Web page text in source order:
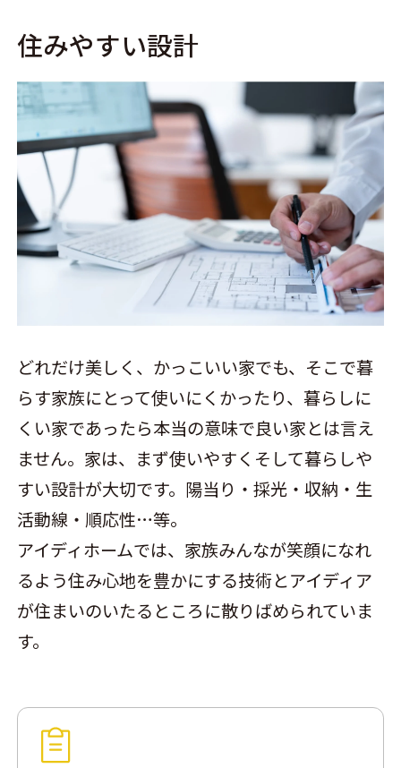
住みやすい設計
どれだけ美しく、かっこいい家でも、そこで暮
らす家族にとって使いにくかったり、暮らしに
くい家であったら本当の意味で良い家とは言え
ません。家は、まず使いやすくそして暮らしや
すい設計が大切です。陽当り・採光・収納・生
活動線・順応性…等。
アイディホームでは、家族みんなが笑顔になれ
るよう住み心地を豊かにする技術とアイディア
が住まいのいたるところに散りばめられていま
す。